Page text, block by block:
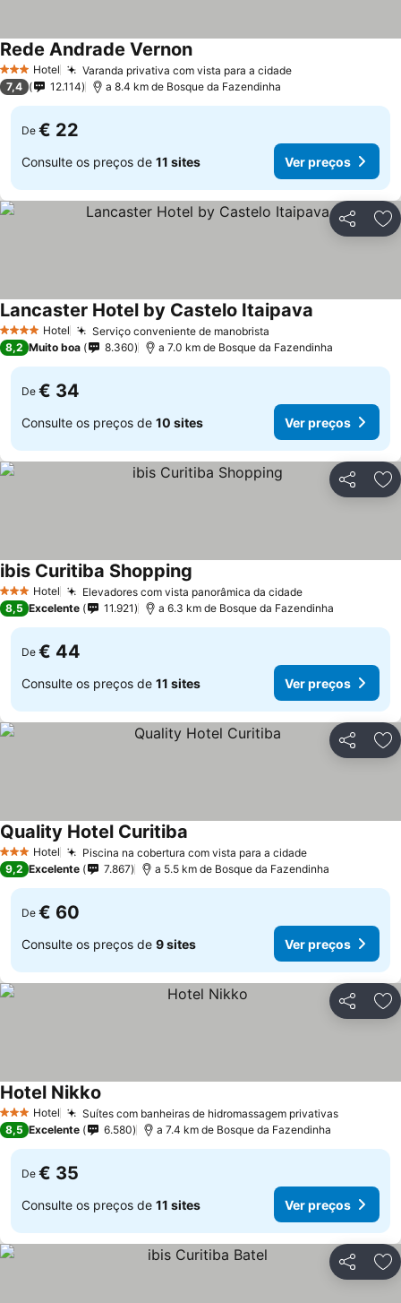
3 EstrelasHotel Varanda privativa com vista para a cidade
Rede Andrade Vernon
7,4 12.114 a 8.4 km de Bosque da Fazendinha
De € 22
Consulte os preços de 11 sites Ver preços
Partilhar
4 EstrelasHotel Serviço conveniente de manobrista
Lancaster Hotel by Castelo Itaipava
8,2 Muito boa 8.360 a 7.0 km de Bosque da Fazendinha
De € 34
Consulte os preços de 10 sites Ver preços
Partilhar
3 EstrelasHotel Elevadores com vista panorâmica da cidade
ibis Curitiba Shopping
8,5 Excelente 11.921 a 6.3 km de Bosque da Fazendinha
De € 44
Consulte os preços de 11 sites Ver preços
Partilhar
3 EstrelasHotel Piscina na cobertura com vista para a cidade
Quality Hotel Curitiba
9,2 Excelente 7.867 a 5.5 km de Bosque da Fazendinha
De € 60
Consulte os preços de 9 sites Ver preços
Partilhar
3 EstrelasHotel Suítes com banheiras de hidromassagem privativas
Hotel Nikko
8,5 Excelente 6.580 a 7.4 km de Bosque da Fazendinha
De € 35
Consulte os preços de 11 sites Ver preços
Partilhar